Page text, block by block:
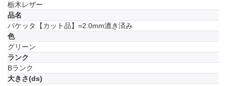
栃木レザー
品名
バケッタ【カット品】=2.0mm漉き済み
色
グリーン
ランク
Bランク
大きさ(ds)